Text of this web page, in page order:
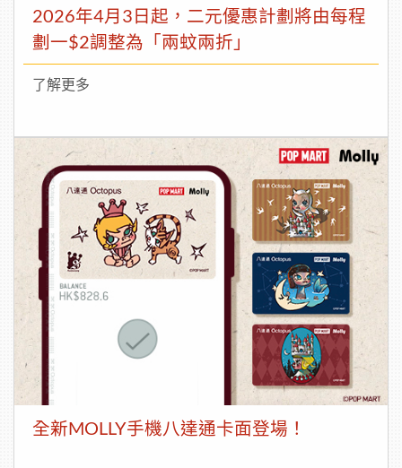
2026年4月3日起，二元優惠計劃將由每程
劃一$2調整為「兩蚊兩折」
了解更多
全新MOLLY手機八達通卡面登場！